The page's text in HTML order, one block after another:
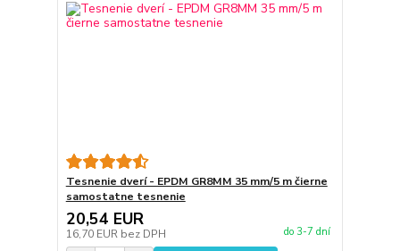
Tesnenie dverí - EPDM GR8MM 35 mm/5 m čierne
samostatne tesnenie
20,54 EUR
16,70 EUR bez DPH do 3-7 dní